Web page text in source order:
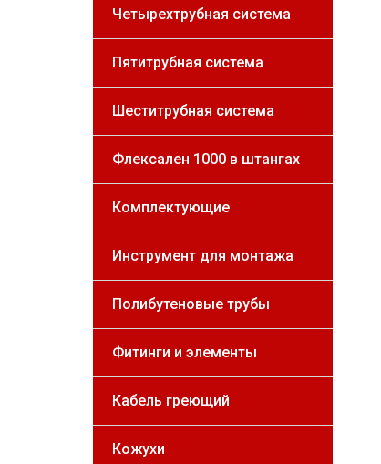
Четырехтрубная система
Пятитрубная система
Шеститрубная система
Флексален 1000 в штангах
Комплектующие
Инструмент для монтажа
Полибутеновые трубы
Фитинги и элементы
Кабель греющий
Кожухи